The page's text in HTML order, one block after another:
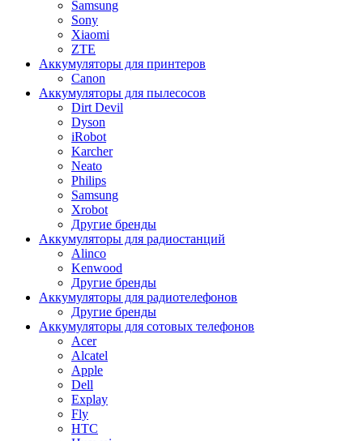
Samsung
Sony
Xiaomi
ZTE
Аккумуляторы для принтеров
Canon
Аккумуляторы для пылесосов
Dirt Devil
Dyson
iRobot
Karcher
Neato
Philips
Samsung
Xrobot
Другие бренды
Аккумуляторы для радиостанций
Alinco
Kenwood
Другие бренды
Аккумуляторы для радиотелефонов
Другие бренды
Аккумуляторы для сотовых телефонов
Acer
Alcatel
Apple
Dell
Explay
Fly
HTC